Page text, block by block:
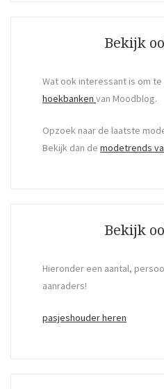
Bekijk
Wat ook interessant is om
hoekbanken van Moodblog.
Opzoek naar de laatste
Bekijk dan de modetrends
Bekijk
Hieronder een aantal,
aanraders!
pasjeshouder heren